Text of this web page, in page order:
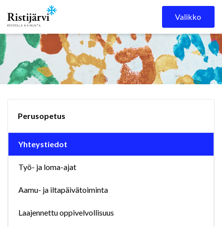
Skip to content
Valikko
Perusopetus
Yhteystiedot
Työ- ja loma-ajat
Aamu- ja iltapäivätoiminta
Laajennettu oppivelvollisuus